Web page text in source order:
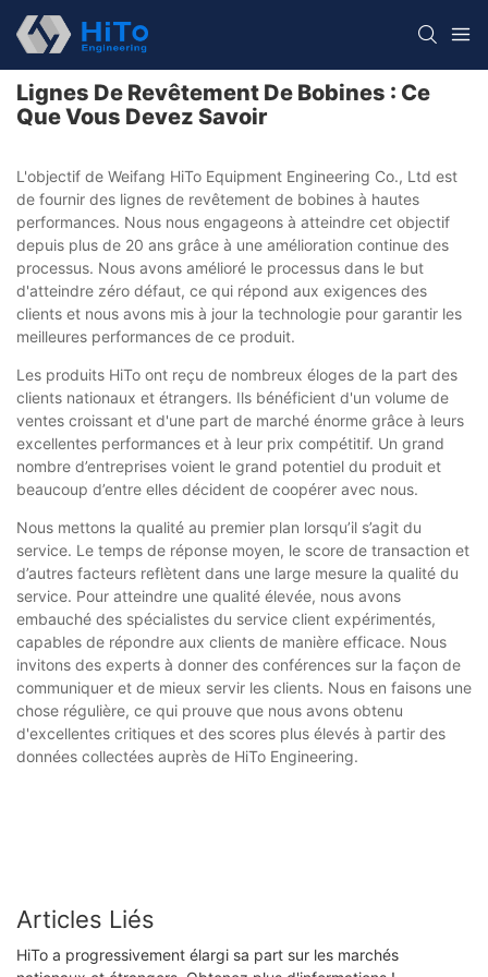
Lignes De Revêtement De Bobines : Ce
Que Vous Devez Savoir
L'objectif de Weifang HiTo Equipment Engineering Co., Ltd est
de fournir des lignes de revêtement de bobines à hautes
performances. Nous nous engageons à atteindre cet objectif
depuis plus de 20 ans grâce à une amélioration continue des
processus. Nous avons amélioré le processus dans le but
d'atteindre zéro défaut, ce qui répond aux exigences des
clients et nous avons mis à jour la technologie pour garantir les
meilleures performances de ce produit.
Les produits HiTo ont reçu de nombreux éloges de la part des
clients nationaux et étrangers. Ils bénéficient d'un volume de
ventes croissant et d'une part de marché énorme grâce à leurs
excellentes performances et à leur prix compétitif. Un grand
nombre d’entreprises voient le grand potentiel du produit et
beaucoup d’entre elles décident de coopérer avec nous.
Nous mettons la qualité au premier plan lorsqu’il s’agit du
service. Le temps de réponse moyen, le score de transaction et
d’autres facteurs reflètent dans une large mesure la qualité du
service. Pour atteindre une qualité élevée, nous avons
embauché des spécialistes du service client expérimentés,
capables de répondre aux clients de manière efficace. Nous
invitons des experts à donner des conférences sur la façon de
communiquer et de mieux servir les clients. Nous en faisons une
chose régulière, ce qui prouve que nous avons obtenu
d'excellentes critiques et des scores plus élevés à partir des
données collectées auprès de HiTo Engineering.
Articles Liés
HiTo a progressivement élargi sa part sur les marchés